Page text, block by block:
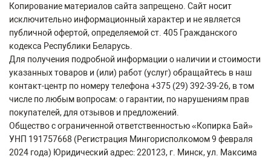
Копирование материалов сайта запрещено. Сайт носит
исключительно информационный характер и не является
публичной офертой, определяемой ст. 405 Гражданского
кодекса Республики Беларусь.
Для получения подробной информации о наличии и стоимости
указанных товаров и (или) работ (услуг) обращайтесь в наш
контакт-центр по номеру телефона +375 (29) 392-39-26, в том
числе по любым вопросам: о гарантии, по нарушениям прав
покупателей, для отзывов и предложений.
Общество с ограниченной ответственностью «Копирка Бай»
УНП 191757668 (Регистрация Мингорисполкомом 9 февраля
2024 года) Юридический адрес: 220123, г. Минск, ул. Максима